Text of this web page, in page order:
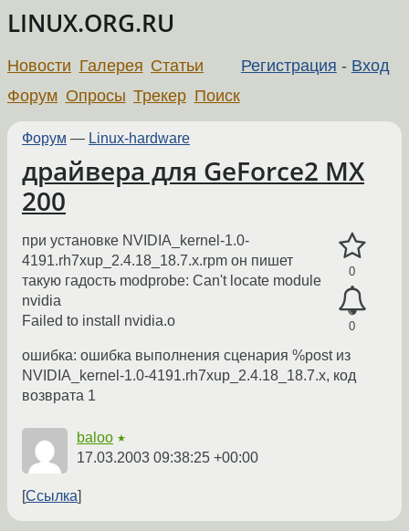
LINUX.ORG.RU
Регистрация - Вход
Новости Галерея Статьи
Форум Опросы Трекер Поиск
Форум — Linux-hardware
драйвера для GeForce2 MX
200
0
0
при установке NVIDIA_kernel-1.0-
4191.rh7xup_2.4.18_18.7.x.rpm он пишет
такую гадость modprobe: Can't locate module
nvidia
Failed to install nvidia.o
ошибка: ошибка выполнения сценария %post из
NVIDIA_kernel-1.0-4191.rh7xup_2.4.18_18.7.x, код
возврата 1
baloo ★
17.03.2003 09:38:25 +00:00
Ссылка